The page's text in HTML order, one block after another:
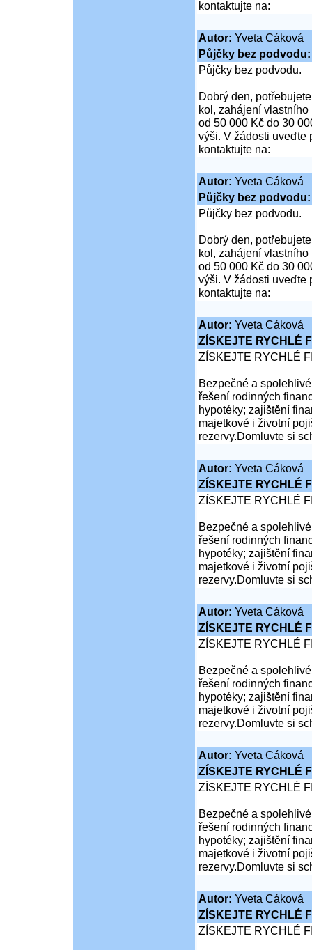
kontaktujte na:
Autor: Yveta Cáková
Půjčky bez podvodu:
Půjčky bez podvodu.
Dobrý den,
kol, zahájení
od 50 000 Kč do 30
výši. V žádosti uveďte
kontaktujte na:
Autor: Yveta Cáková
Půjčky bez podvodu:
Půjčky bez podvodu.
Dobrý den,
kol, zahájení
od 50 000 Kč do 30
výši. V žádosti uveďte
kontaktujte na:
Autor: Yveta Cáková
ZÍSKEJTE RYCHLÉ
ZÍSKEJTE RYCHLÉ
Bezpečné a
řešení rodinných
hypotéky; zajištění
majetkové i životní
rezervy.Domluvte si
Autor: Yveta Cáková
ZÍSKEJTE RYCHLÉ
ZÍSKEJTE RYCHLÉ
Bezpečné a
řešení rodinných
hypotéky; zajištění
majetkové i životní
rezervy.Domluvte si
Autor: Yveta Cáková
ZÍSKEJTE RYCHLÉ
ZÍSKEJTE RYCHLÉ
Bezpečné a
řešení rodinných
hypotéky; zajištění
majetkové i životní
rezervy.Domluvte si
Autor: Yveta Cáková
ZÍSKEJTE RYCHLÉ
ZÍSKEJTE RYCHLÉ
Bezpečné a
řešení rodinných
hypotéky; zajištění
majetkové i životní
rezervy.Domluvte si
Autor: Yveta Cáková
ZÍSKEJTE RYCHLÉ
ZÍSKEJTE RYCHLÉ